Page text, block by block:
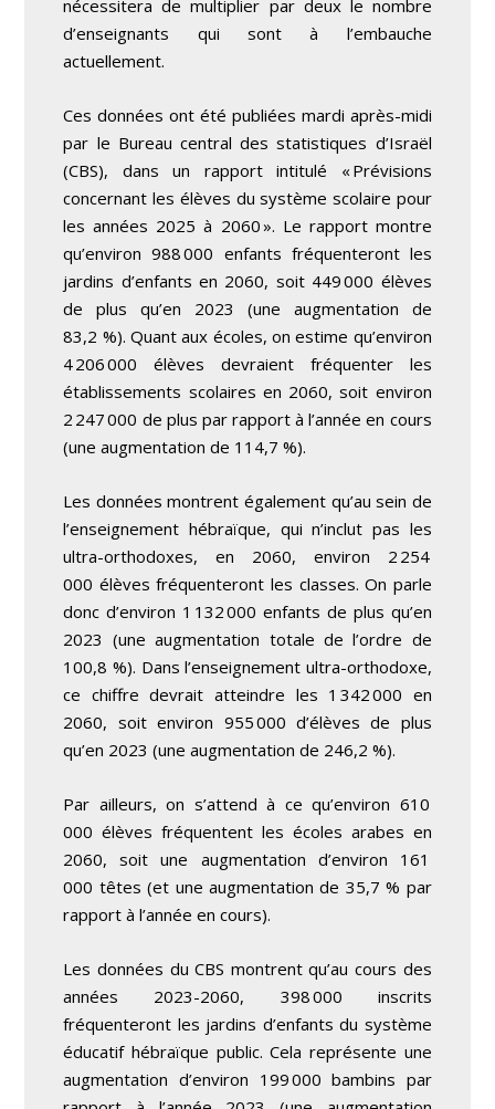
nécessitera de multiplier par deux le nombre
d’enseignants qui sont à l’embauche
actuellement.
Ces données ont été publiées mardi après-midi
par le Bureau central des statistiques d’Israël
(CBS), dans un rapport intitulé « Prévisions
concernant les élèves du système scolaire pour
les années 2025 à 2060 ». Le rapport montre
qu’environ 988 000 enfants fréquenteront les
jardins d’enfants en 2060, soit 449 000 élèves
de plus qu’en 2023 (une augmentation de
83,2 %). Quant aux écoles, on estime qu’environ
4 206 000 élèves devraient fréquenter les
établissements scolaires en 2060, soit environ
2 247 000 de plus par rapport à l’année en cours
(une augmentation de 114,7 %).
Les données montrent également qu’au sein de
l’enseignement hébraïque, qui n’inclut pas les
ultra-orthodoxes, en 2060, environ 2 254
000 élèves fréquenteront les classes. On parle
donc d’environ 1 132 000 enfants de plus qu’en
2023 (une augmentation totale de l’ordre de
100,8 %). Dans l’enseignement ultra-orthodoxe,
ce chiffre devrait atteindre les 1 342 000 en
2060, soit environ 955 000 d’élèves de plus
qu’en 2023 (une augmentation de 246,2 %).
Par ailleurs, on s’attend à ce qu’environ 610
000 élèves fréquentent les écoles arabes en
2060, soit une augmentation d’environ 161
000 têtes (et une augmentation de 35,7 % par
rapport à l’année en cours).
Les données du CBS montrent qu’au cours des
années 2023-2060, 398 000 inscrits
fréquenteront les jardins d’enfants du système
éducatif hébraïque public. Cela représente une
augmentation d’environ 199 000 bambins par